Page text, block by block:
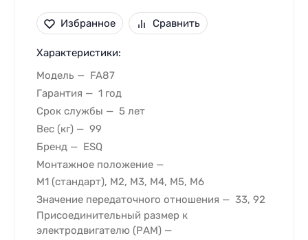
Избранное Сравнить
Характеристики:
Модель
FA87
Гарантия
1 год
Срок службы
5 лет
Вес (кг)
99
Бренд
ESQ
Монтажное положение
M1 (стандарт), M2, M3, M4, M5, M6
Значение передаточного отношения
33, 92
Присоединительный размер к
электродвигателю (РАМ)